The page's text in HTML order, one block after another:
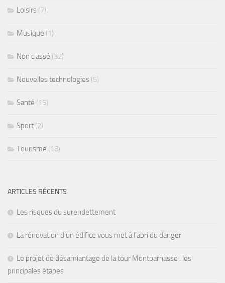
Loisirs (7)
Musique (1)
Non classé (32)
Nouvelles technologies (5)
Santé (15)
Sport (2)
Tourisme (18)
ARTICLES RÉCENTS
Les risques du surendettement
La rénovation d’un édifice vous met à l’abri du danger
Le projet de désamiantage de la tour Montparnasse : les
principales étapes